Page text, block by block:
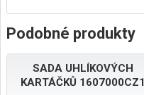
Podobné produkty
SADA UHLÍKOVÝCH
KARTÁČKŮ 1607000CZ1